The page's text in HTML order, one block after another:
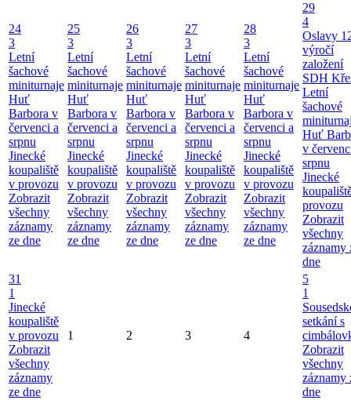
24
3
Letní
šachové
miniturnaje
Huť
Barbora v
červenci a
srpnu
Jinecké
koupaliště
v provozu
Zobrazit
všechny
záznamy
ze dne
25
3
Letní
šachové
miniturnaje
Huť
Barbora v
červenci a
srpnu
Jinecké
koupaliště
v provozu
Zobrazit
všechny
záznamy
ze dne
26
3
Letní
šachové
miniturnaje
Huť
Barbora v
červenci a
srpnu
Jinecké
koupaliště
v provozu
Zobrazit
všechny
záznamy
ze dne
27
3
Letní
šachové
miniturnaje
Huť
Barbora v
červenci a
srpnu
Jinecké
koupaliště
v provozu
Zobrazit
všechny
záznamy
ze dne
28
3
Letní
šachové
miniturnaje
Huť
Barbora v
červenci a
srpnu
Jinecké
koupaliště
v provozu
Zobrazit
všechny
záznamy
ze dne
29
4
Oslavy
výročí
založení
SDH
Letní
šachové
Huť
v
srpnu
Jinecké
provozu
Zobrazit
všechny
záznamy
dne
31
1
Jinecké
koupaliště
v provozu
Zobrazit
všechny
záznamy
ze dne
1 2 3 4
5
1
setkání s
Zobrazit
všechny
záznamy
dne